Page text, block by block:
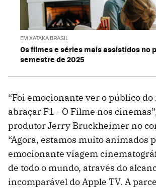
EM XATAKA BRASIL
Os filmes e séries mais assistidos no
semestre de 2025
“Foi emocionante ver o público
abraçar F1 - O Filme nos
produtor Jerry Bruckheimer no
“Agora, estamos muito animados
emocionante viagem
de todo o mundo, através do
incomparável do Apple TV. A